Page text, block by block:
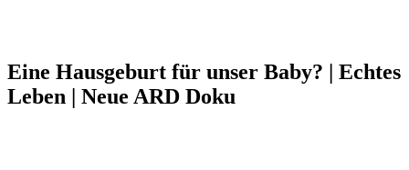
Eine Hausgeburt für unser Baby? | Echtes
Leben | Neue ARD Doku